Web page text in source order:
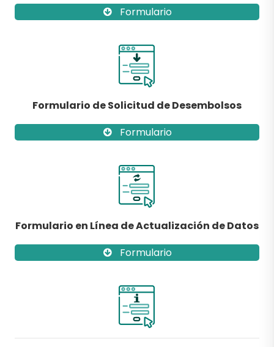
Formulario
Formulario de Solicitud de Desembolsos
Formulario
Formulario en Línea de Actualización de Datos
Formulario